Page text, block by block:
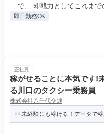
で、 即戦力としてこれまで
即日勤務OK
正社員
稼がせることに本気です!
る川口のタクシー乗務員
株式会社八千代交通
未経験にも稼げる！データで稼